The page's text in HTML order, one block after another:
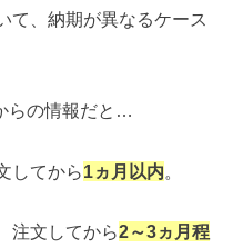
て、納期が異なるケース
らの情報だと…
してから1ヵ月以内。
注文してから2～3ヵ月程